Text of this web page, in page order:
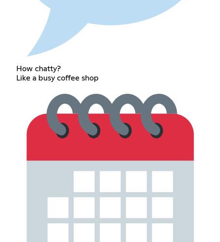
How chatty?
Like a busy coffee shop